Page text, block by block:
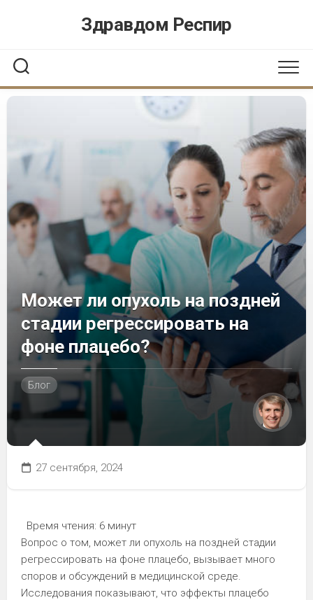
Здравдом Респир
Может ли опухоль на поздней
стадии регрессировать на
фоне плацебо?
Блог
27 сентября, 2024
Время чтения: 6 минут
Вопрос о том, может ли опухоль на поздней стадии
регрессировать на фоне плацебо, вызывает много
споров и обсуждений в медицинской среде.
Исследования показывают, что эффекты плацебо